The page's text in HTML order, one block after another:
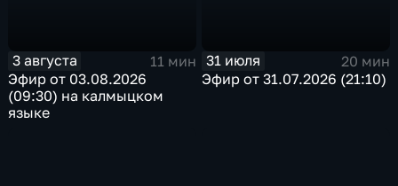
3 августа
11 мин
Эфир от 03.08.2026
(09:30) на калмыцком
языке
31 июля
20 мин
Эфир от 31.07.2026 (21:10)